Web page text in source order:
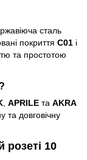
сталь
покриття C01 і
та простотою
APRILE та AKRA
та довговічну
розеті 10